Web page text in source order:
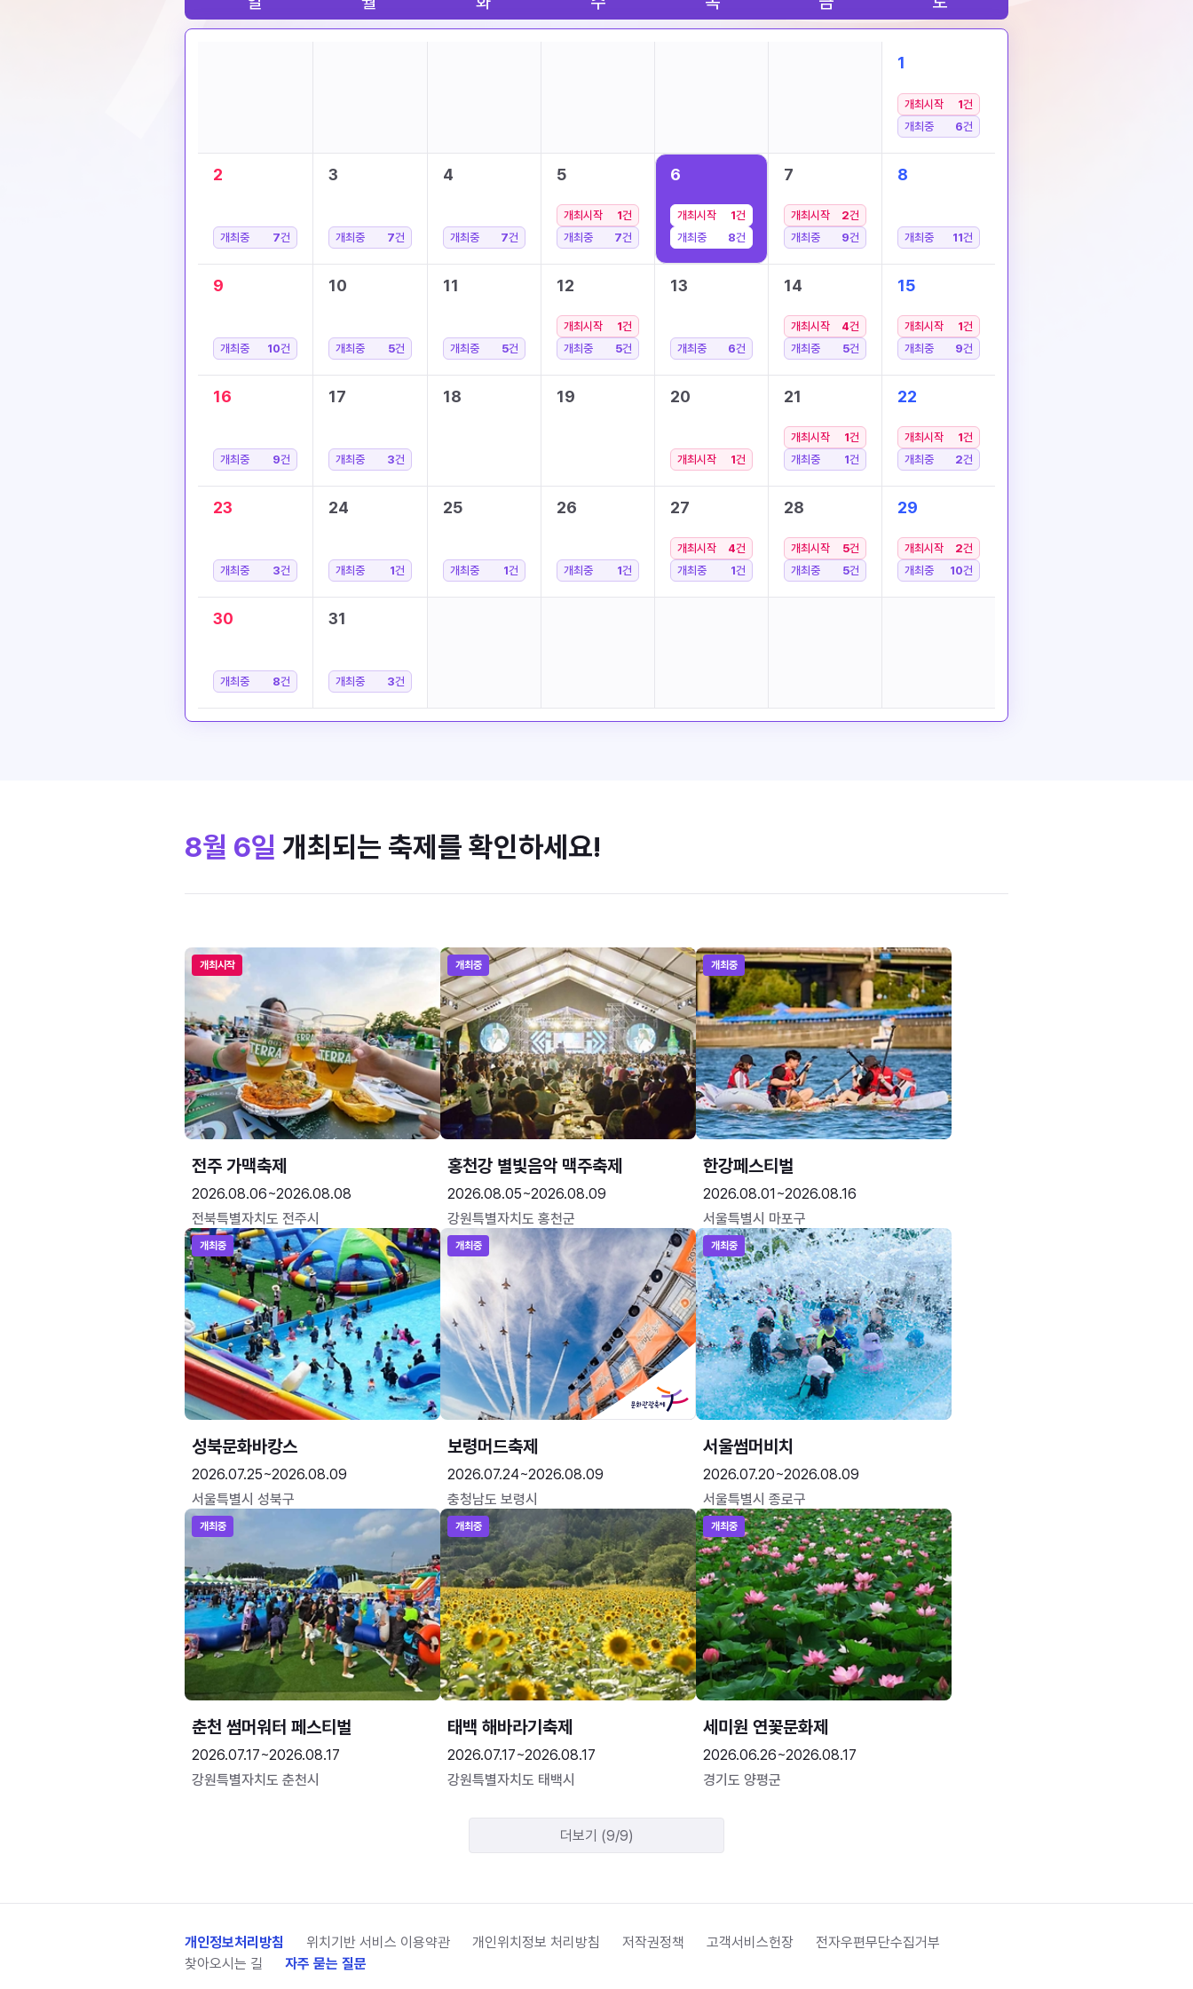
1
개최시작 1건
개최중
6건
2
개최중 7건
3
개최중 7건
4
개최중 7건
5
개최시작 1건
개최중
7건
6
개최시작 1건
개최중
8건
7
개최시작 2건
개최중
9건
8
개최중 11건
9
개최중 10건
10
개최중 5건
11
개최중 5건
12
개최시작 1건
개최중
5건
13
개최중 6건
14
개최시작 4건
개최중
5건
15
개최시작 1건
개최중
9건
16
개최중 9건
17
개최중 3건
18 19 20
개최시작 1건
21
개최시작 1건
개최중
1건
22
개최시작 1건
개최중
2건
23
개최중 3건
24
개최중 1건
25
개최중 1건
26
개최중 1건
27
개최시작 4건
개최중
1건
28
개최시작 5건
개최중
5건
29
개최시작 2건
개최중
10건
30
개최중 8건
31
개최중 3건
8월 6일 개최되는 축제를 확인하세요!
개최시작
전주 가맥축제
2026.08.06~2026.08.08
전북특별자치도 전주시
개최중
홍천강 별빛음악 맥주축제
2026.08.05~2026.08.09
강원특별자치도 홍천군
개최중
한강페스티벌
2026.08.01~2026.08.16
서울특별시 마포구
개최중
성북문화바캉스
2026.07.25~2026.08.09
서울특별시 성북구
개최중
보령머드축제
2026.07.24~2026.08.09
충청남도 보령시
개최중
서울썸머비치
2026.07.20~2026.08.09
서울특별시 종로구
개최중
춘천 썸머워터 페스티벌
2026.07.17~2026.08.17
강원특별자치도 춘천시
개최중
태백 해바라기축제
2026.07.17~2026.08.17
강원특별자치도 태백시
개최중
세미원 연꽃문화제
2026.06.26~2026.08.17
경기도 양평군
더보기 (9/9)
개인정보처리방침 위치기반 서비스 이용약관 개인위치정보 처리방침 저작권정책 고객서비스헌장
전자우편무단수집거부
찾아오시는 길
자주 묻는 질문